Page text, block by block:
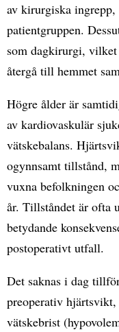
av kirurgiska
patientgruppen.
som dagkirurgi,
återgå till hemmet
Högre ålder är
av kardiovaskulär
vätskebalans.
ogynnsamt tillstånd,
vuxna befolkningen
år. Tillståndet är ofta
betydande
postoperativt utfall.
Det saknas i dag
preoperativ
vätskebrist